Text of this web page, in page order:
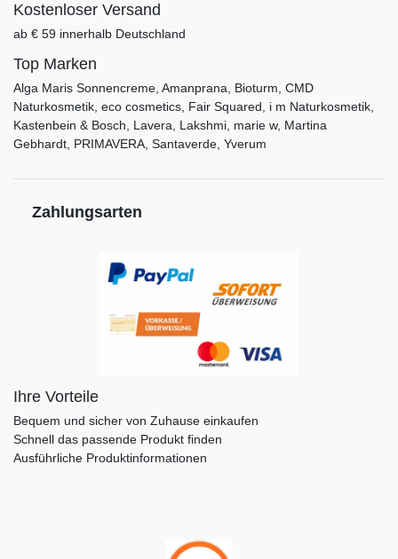
Kostenloser Versand
ab € 59 innerhalb Deutschland
Top Marken
Alga Maris Sonnencreme, Amanprana, Bioturm, CMD
Naturkosmetik, eco cosmetics, Fair Squared, i m Naturkosmetik,
Kastenbein & Bosch, Lavera, Lakshmi, marie w, Martina
Gebhardt, PRIMAVERA, Santaverde, Yverum
Zahlungsarten
Ihre Vorteile
Bequem und sicher von Zuhause einkaufen
Schnell das passende Produkt finden
Ausführliche Produktinformationen